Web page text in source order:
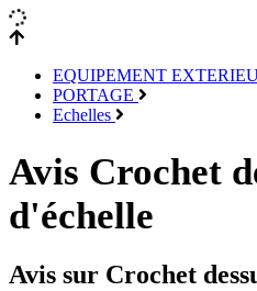
EQUIPEMENT
PORTAGE
Echelles
Avis Crochet
d'échelle
Avis sur Crochet